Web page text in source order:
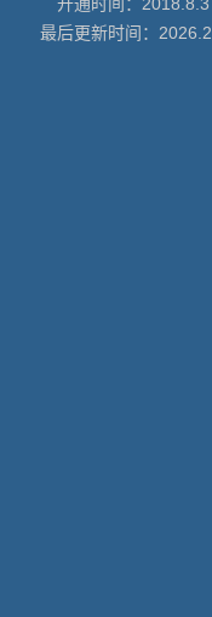
最后更新时间： 2026 2